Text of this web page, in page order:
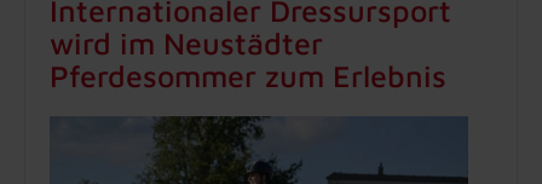
Internationaler Dressursport
wird im Neustädter
Pferdesommer zum Erlebnis